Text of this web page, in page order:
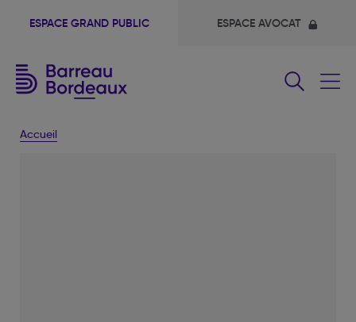
ESPACE GRAND PUBLIC ESPACE AVOCAT
Accueil